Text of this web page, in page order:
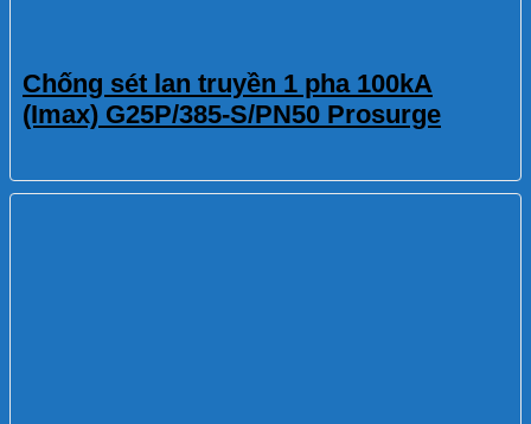
Chống sét lan truyền 1 pha 100kA
(Imax) G25P/385-S/PN50 Prosurge